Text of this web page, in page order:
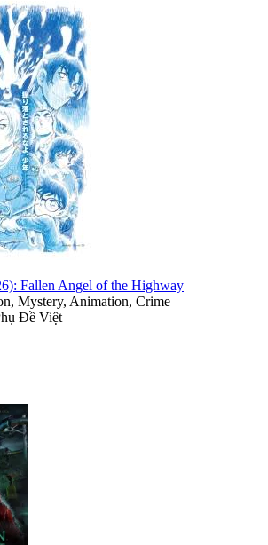
Fallen Angel of the Highway
Mystery, Animation, Crime
Đề Việt